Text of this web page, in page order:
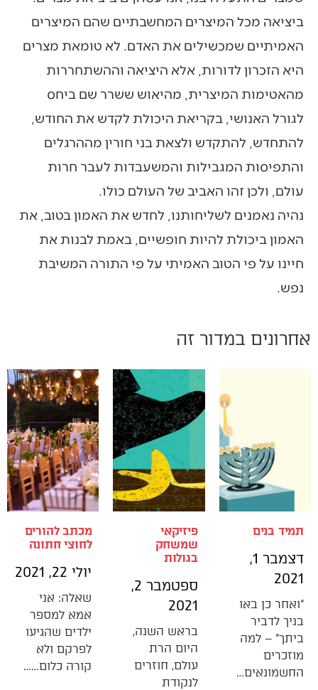
ביציאה מכל המיצרים המחשבתיים שהם המיצרים
האמיתיים שמכשילים את האדם. לא טומאת מצרים
היא הזכרון לדורות, אלא היציאה וההשתחררות
מהאטימות המיצרית, מהיאוש ששרר שם ביחס
לגורל האנושי, בקריאת היכולת לקדש את החודש,
להתחדש, להתקדש ולצאת בני חורין מההרגלים
והתפיסות המגבילות והמשעבדות לעבר חרות
עולם, ולכן זהו האביב של העולם כולו.
נהיה נאמנים לשליחותנו, לחדש את האמון בטוב, את
האמון ביכולת להיות חופשיים, באמת לבנות את
חיינו על פי הטוב האמיתי על פי התורה המשיבת
נפש.
אחרונים במדור זה
תמיד בנים
דצמבר 1,
2021
"ואחר כן באו
בניך לדביר
ביתך" – למה
מוזכרים
החשמונאים…
פיזיקאי
שמשחק
בגולות
ספטמבר 2,
2021
בראש השנה,
היום הרת
עולם, חוזרים
לנקודת
מכתב להורים
לחוצי חתונה
יולי 22, 2021
שאלה: אני
אמא למספר
ילדים שהגיעו
לפרקם ולא
קורה כלום……